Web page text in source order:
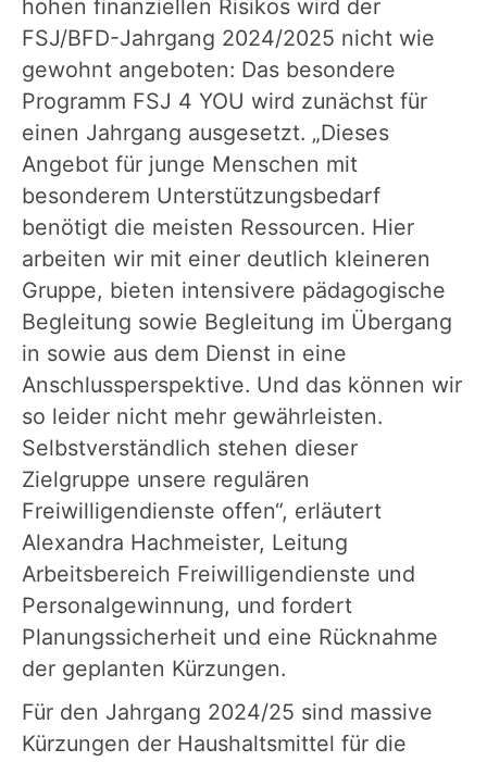
hohen finanziellen Risikos wird der
FSJ/BFD-Jahrgang 2024/2025 nicht wie
gewohnt angeboten: Das besondere
Programm FSJ 4 YOU wird zunächst für
einen Jahrgang ausgesetzt. „Dieses
Angebot für junge Menschen mit
besonderem Unterstützungsbedarf
benötigt die meisten Ressourcen. Hier
arbeiten wir mit einer deutlich kleineren
Gruppe, bieten intensivere pädagogische
Begleitung sowie Begleitung im Übergang
in sowie aus dem Dienst in eine
Anschlussperspektive. Und das können wir
so leider nicht mehr gewährleisten.
Selbstverständlich stehen dieser
Zielgruppe unsere regulären
Freiwilligendienste offen“, erläutert
Alexandra Hachmeister, Leitung
Arbeitsbereich Freiwilligendienste und
Personalgewinnung, und fordert
Planungssicherheit und eine Rücknahme
der geplanten Kürzungen.
Für den Jahrgang 2024/25 sind massive
Kürzungen der Haushaltsmittel für die